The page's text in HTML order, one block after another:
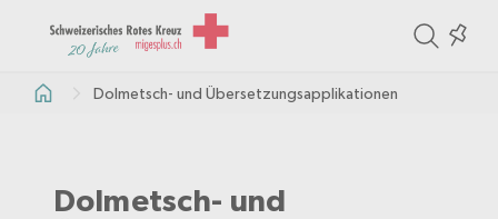
Dolmetsch- und Übersetzungsapplikationen
Dolmetsch- und